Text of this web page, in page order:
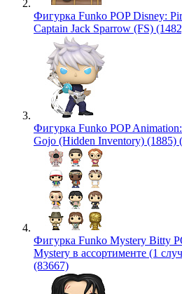
Фигурка Funko POP Disney:
Captain Jack Sparrow (FS)
Фигурка Funko POP
Gojo (Hidden Inventory) (1885)
Фигурка Funko Mystery Bitty
Mystery в ассортименте (1
(83667)